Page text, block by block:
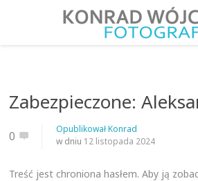
Zabezpieczone:
0 OpublikowałKonrad
w dniu 12 listopada 2024
Treść jest chroniona hasłem. Aby ją